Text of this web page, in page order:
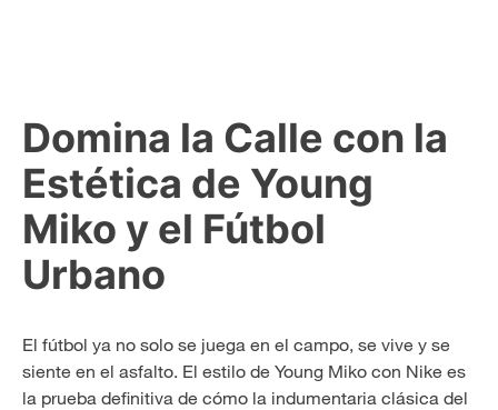
Domina la Calle con la
Estética de Young
Miko y el Fútbol
Urbano
El fútbol ya no solo se juega en el campo, se vive y se
siente en el asfalto. El estilo de Young Miko con Nike es
la prueba definitiva de cómo la indumentaria clásica del